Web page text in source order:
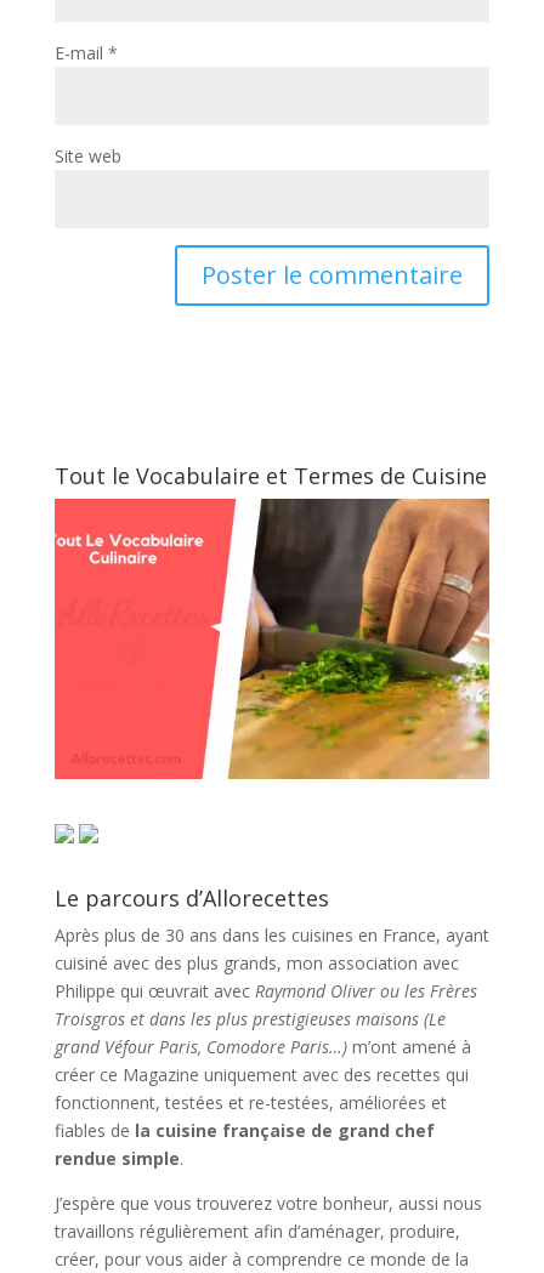
E-mail *
Site web
Tout le Vocabulaire et Termes de Cuisine
Le parcours d’Allorecettes
Après plus de 30 ans dans les cuisines en France, ayant
cuisiné avec des plus grands, mon association avec
Philippe qui œuvrait avec Raymond Oliver ou les Frères
Troisgros et dans les plus prestigieuses maisons (Le
grand Véfour Paris, Comodore Paris…)m’ont amené à
créer ce Magazine uniquement avec des recettes qui
fonctionnent, testées et re-testées, améliorées et
fiables de la cuisine française de grand chef
rendue simple.
J’espère que vous trouverez votre bonheur, aussi nous
travaillons régulièrement afin d’aménager, produire,
créer, pour vous aider à comprendre ce monde de la